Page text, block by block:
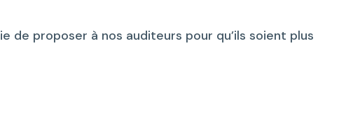
de proposer à nos auditeurs pour qu’ils soient plus